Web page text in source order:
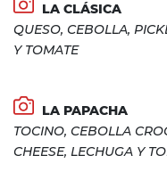
LA CLÁSICA
QUESO, CEBOLLA,
Y TOMATE
LA PAPACHA
TOCINO, CEBOLLA
CHEESE, LECHUGA Y